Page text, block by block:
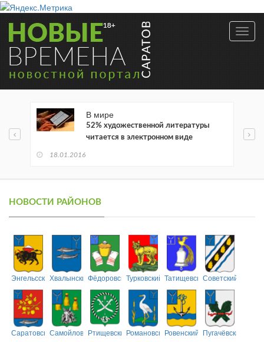
В мире
52% художественной литературы
читается в электронном виде
18.01.2016
НОВОСТИ РАЙОНОВ
ЭнгельсскийХвалынскийФёдоровскийТурковский ТатищевскийСоветский
СаратовскийСамойловскийРтищевскийРомановскийРовенский Пугачёвский